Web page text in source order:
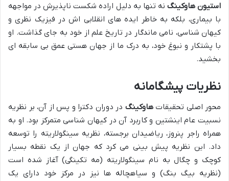
استیون هاوکینگ نه تنها به دلیل اراده شکست ناپذیرش در مواجهه
با بیماری، بلکه به خاطر ایده های انقلابی اش در فیزیک نظری و
کیهان شناسی، نامی ماندگار در تاریخ علم از خود به جای گذاشت. او
با پشتکار و نبوغ خود، به درک ما از جهان هستی عمق بی سابقه ای
بخشید.
نظریات پیشگامانه
محور اصلی تحقیقاتهاوکینگ در دوران دکترا و پس از آن، بر نظریه
نسبیت عام اینشتین و کاربرد آن در کیهان شناسی متمرکز بود. او به
همراه راجر پنروز، ریاضیدان برجسته، نظریه سینگولاریته را توسعه
داد. این نظریه پیش بینی می کرد که جهان از یک نقطه بسیار
کوچک و چگال به نام سینگولاریته (مه تکینگی) آغاز شده است
(نظریه بیگ بنگ) و سیاهچاله ها نیز در مرکز خود دارای یک